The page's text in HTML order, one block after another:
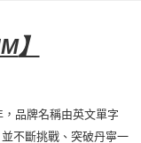
】
，品牌名稱由英文單字
不斷挑戰、突破丹寧一